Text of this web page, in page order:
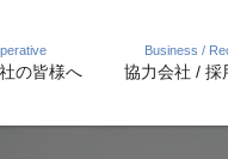
の皆様へ
Business /
協力会社 / 採